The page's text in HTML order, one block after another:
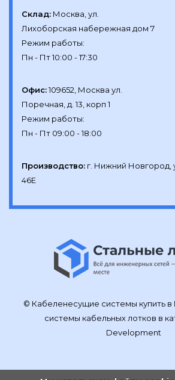
Склад: Москва, ул.
Лихоборская набережная дом 7
Режим работы:
Офис:109652, Москва ул.
Поречная, д. 13, корп 1
Режим работы:
Производство: г. Нижний Новгород,
46Е
© Кабеленесущие системы купить
системы кабельных лотков в
Development